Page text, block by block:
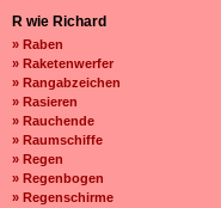
R wie Richard
» Raben
» Raketenwerfer
» Rangabzeichen
» Rasieren
» Rauchende
» Raumschiffe
» Regen
» Regenbogen
» Regenschirme